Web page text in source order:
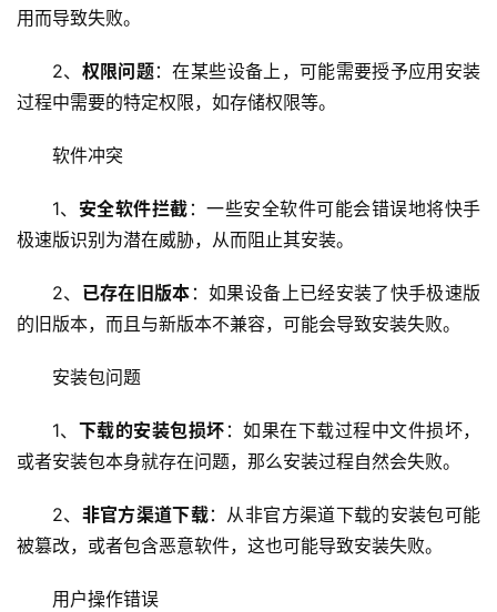
页
用而导致失败。
2、 权限问题：在某些设备上，可能需要授予应用安装
过程中需要的特定权限，如存储权限等。
软件冲突
1、 安全软件拦截 ：一些安全软件可能会错误地将快手
极速版识别为潜在威胁，从而阻止其安装。
2、 已存在旧版本 ：如果设备上已经安装了快手极速版
的旧版本，而且与新版本不兼容，可能会导致安装失败。
安装包问题
1、 下载的安装包损坏 ：如果在下载过程中文件损坏，
或者安装包本身就存在问题，那么安装过程自然会失败。
2、 非官方渠道下载：从非官方渠道下载的安装包可能
被篡改，或者包含恶意软件，这也可能导致安装失败。
用户操作错误